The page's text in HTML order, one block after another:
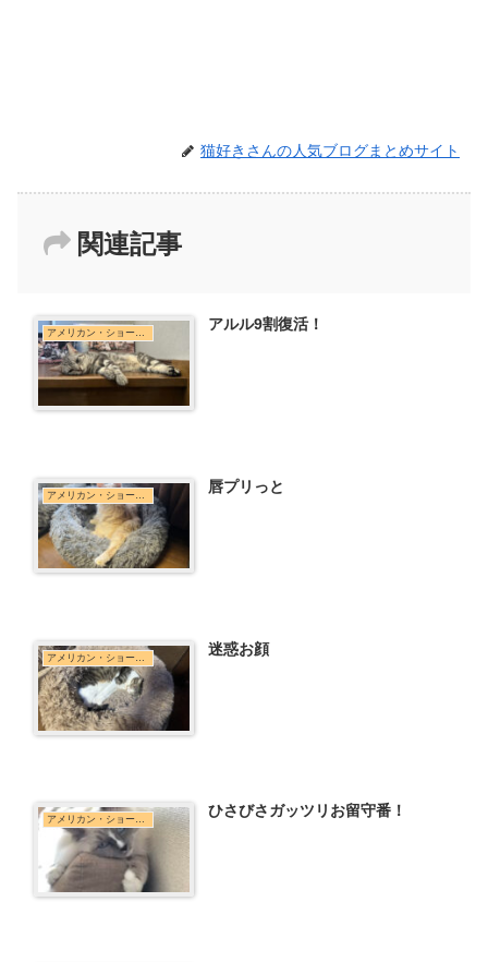
猫好きさんの人気ブログまとめサイト
関連記事
アメリカン・ショートヘア アルル9割復活！
アメリカン・ショートヘア 唇プリっと
アメリカン・ショートヘア 迷惑お顔
アメリカン・ショートヘア ひさびさガッツリお留守番！